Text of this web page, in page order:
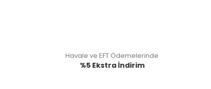
Havale ve EFT Ödemelerinde
%5 Ekstra İndirim